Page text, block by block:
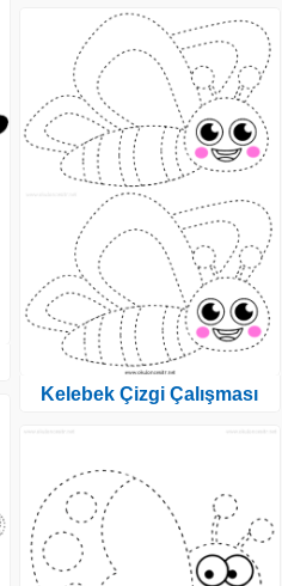
Kelebek Çizgi Çalışması